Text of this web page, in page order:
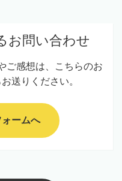
お問い合わせ
ご感想は、こちらのお
送りください。
ームへ